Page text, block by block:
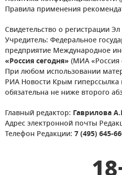
Правила применения
Свидетельство о регистрации
Учредитель: Федеральное
предприятие Международное
«Россия сегодня» (МИА «Россия
При любом использовании
РИА Новости Крым
обязательна не ниже второго
Главный редактор: Гаврилова
Адрес электронной почты
Телефон Редакции: 7 (495) 645-